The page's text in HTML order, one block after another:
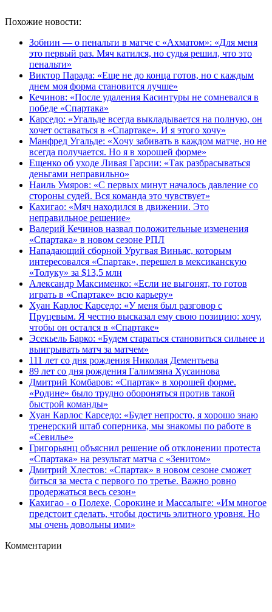
Похожие новости:
Зобнин — о пенальти в матче с «Ахматом»: «Для меня
это первый раз. Мяч катился, но судья решил, что это
пенальти»
Виктор Парада: «Еще не до конца готов, но с каждым
днем моя форма становится лучше»
Кечинов: «После удаления Касинтуры не сомневался в
победе «Спартака»
Карседо: «Угальде всегда выкладывается на полную, он
хочет оставаться в «Спартаке». И я этого хочу»
Манфред Угальде: «Хочу забивать в каждом матче, но не
всегда получается. Но я в хорошей форме»
Ещенко об уходе Ливая Гарсии: «Так разбрасываться
деньгами неправильно»
Наиль Умяров: «С первых минут началось давление со
стороны судей. Вся команда это чувствует»
Кахигао: «Мяч находился в движении. Это
неправильное решение»
Валерий Кечинов назвал положительные изменения
«Спартака» в новом сезоне РПЛ
Нападающий сборной Уругвая Виньяс, которым
интересовался «Спартак», перешел в мексиканскую
«Толуку» за $13,5 млн
Александр Максименко: «Если не выгонят, то готов
играть в «Спартаке» всю карьеру»
Хуан Карлос Карседо: «У меня был разговор с
Пруцевым. Я честно высказал ему свою позицию: хочу,
чтобы он остался в «Спартаке»
Эсекьель Барко: «Будем стараться становиться сильнее и
выигрывать матч за матчем»
111 лет со дня рождения Николая Дементьева
89 лет со дня рождения Галимзяна Хусаинова
Дмитрий Комбаров: «Спартак» в хорошей форме.
«Родине» было трудно обороняться против такой
быстрой команды»
Хуан Карлос Карседо: «Будет непросто, я хорошо знаю
тренерский штаб соперника, мы знакомы по работе в
«Севилье»
Григорьянц объяснил решение об отклонении протеста
«Спартака» на результат матча с «Зенитом»
Дмитрий Хлестов: «Спартак» в новом сезоне сможет
биться за места с первого по третье. Важно ровно
продержаться весь сезон»
Кахигао - о Полехе, Сорокине и Массалыге: «Им многое
предстоит сделать, чтобы достичь элитного уровня. Но
мы очень довольны ими»
Комментарии